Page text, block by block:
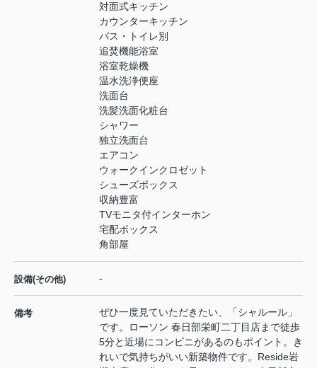
対面式キッチン
カウンターキッチン
バス・トイレ別
追焚機能浴室
浴室乾燥機
温水洗浄便座
洗面台
洗髪洗面化粧台
シャワー
独立洗面台
エアコン
ウォークインクロゼット
シューズボックス
収納豊富
TVモニタ付インターホン
宅配ボックス
角部屋
設備(その他) -
備考
ぜひ一度見ていただきたい、「シャルール」
です。ローソン 春日部栄町二丁目店まで徒歩
5分と近場にコンビニがあるのもポイント。き
れいで気持ちがいい新築物件です。Reside岩